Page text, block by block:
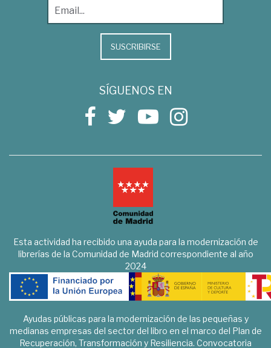
SUSCRIBIRSE
SÍGUENOS EN
Esta actividad ha recibido una ayuda para la modernización de
librerías de la Comunidad de Madrid correspondiente al año
2024
Ayudas públicas para la modernización de las pequeñas y
medianas empresas del sector del libro en el marco del Plan de
Recuperación, Transformación y Resiliencia. Convocatoria